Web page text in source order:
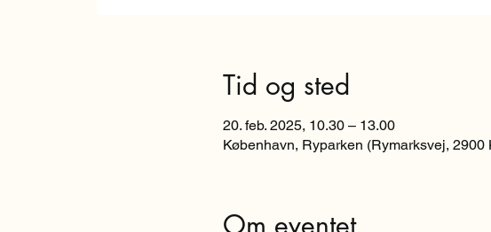
Tid og sted
20. feb. 2025, 10.30 – 13.00
København, Ryparken (Rymarksvej, 2900
Om eventet